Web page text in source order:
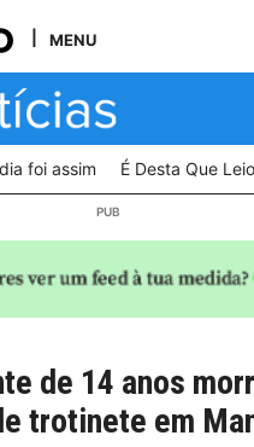
MENU
foi assim É Desta Que
de 14 anos
trotinete em